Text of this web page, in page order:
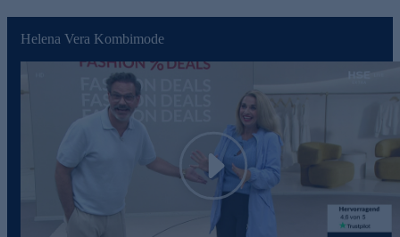
Helena Vera Kombimode
Play